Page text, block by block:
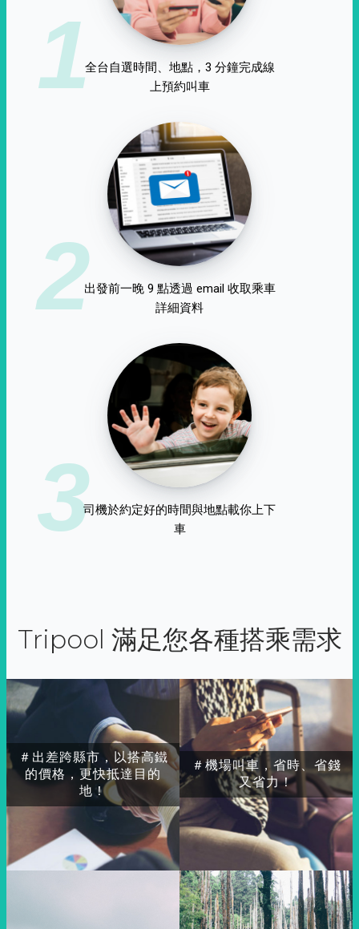
1全台自選時間、地點，3 分鐘完成線
上預約叫車
2出發前一晚 9 點透過 email 收取乘車
詳細資料
3司機於約定好的時間與地點載你上下
車
Tripool 滿足您各種搭乘需求
＃出差跨縣市，以搭高鐵
的價格，更快抵達目的
地！
＃機場叫車，省時、省錢
又省力！